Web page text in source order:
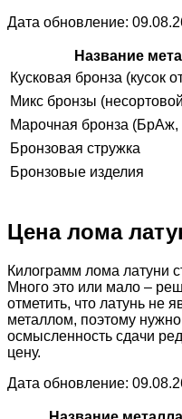
Дата обновление:
Название
Кусковая бронза (кусок
Микс бронзы
Марочная бронза
Бронзовая стружка
Бронзовые изделия
Цена лома
Килограмм лома латуни
Много это или мало –
отметить, что латунь не
металлом, поэтому
осмысленность сдачи
цену.
Дата обновление: